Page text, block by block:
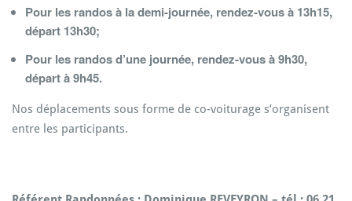
Pour les randos à la demi-journée, rendez-vous à 13h15,
départ 13h30;
Pour les randos d’une journée, rendez-vous à 9h30,
départ à 9h45.
Nos déplacements sous forme de co-voiturage s’organisent
entre les participants.